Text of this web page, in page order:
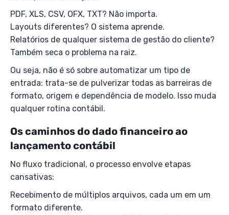
PDF, XLS, CSV, OFX, TXT? Não importa.
Layouts diferentes? O sistema aprende.
Relatórios de qualquer sistema de gestão do cliente?
Também seca o problema na raiz.
Ou seja, não é só sobre automatizar um tipo de
entrada: trata-se de pulverizar todas as barreiras de
formato, origem e dependência de modelo. Isso muda
qualquer rotina contábil.
Os caminhos do dado financeiro ao
lançamento contábil
No fluxo tradicional, o processo envolve etapas
cansativas:
Recebimento de múltiplos arquivos, cada um em um
formato diferente.